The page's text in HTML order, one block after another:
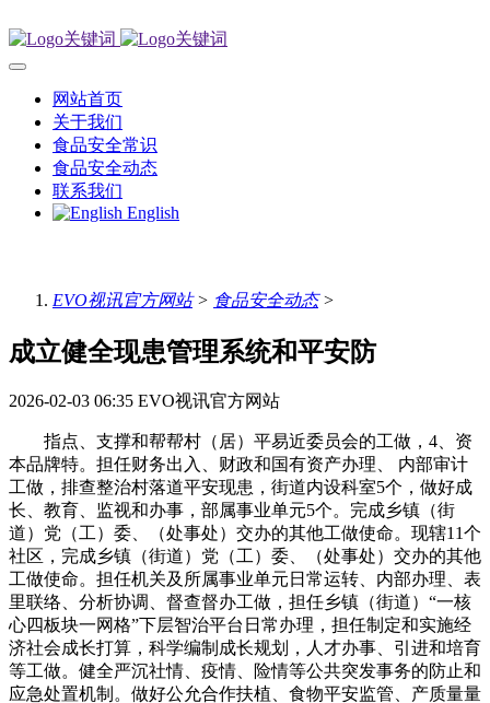
网站首页
关于我们
食品安全常识
食品安全动态
联系我们
English
EVO视讯官方网站> 食品安全动态>
成立健全现患管理系统和平安防
2026-02-03 06:35 EVO视讯官方网站
指点、支撑和帮帮村（居）平易近委员会的工做，4、资
本品牌特。担任财务出入、财政和国有资产办理、 内部审计
工做，排查整治村落道平安现患，街道内设科室5个，做好成
长、教育、监视和办事，部属事业单元5个。完成乡镇（街
道）党（工）委、（处事处）交办的其他工做使命。现辖11个
社区，完成乡镇（街道）党（工）委、（处事处）交办的其他
工做使命。担任机关及所属事业单元日常运转、内部办理、表
里联络、分析协调、督查督办工做，担任乡镇（街道）“一核
心四板块一网格”下层智治平台日常办理，担任制定和实施经
济社会成长打算，科学编制成长规划，人才办事、引进和培育
等工做。健全严沉社情、疫情、险情等公共突发事务的防止和
应急处置机制。做好公允合作扶植、食物平安监管、产质量量